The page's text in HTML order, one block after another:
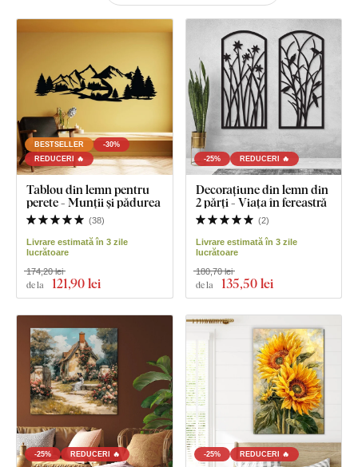
BESTSELLER
-30%
REDUCERI 🔥
Tablou din lemn pentru
perete - Munții și pădurea
(38)
Livrare estimată în 3 zile
lucrătoare
de la 121,90 lei
174,20 lei
-25% REDUCERI 🔥
Decorațiune din lemn din
2 părți - Viața în fereastră
(2)
Livrare estimată în 3 zile
lucrătoare
de la 135,50 lei
180,70 lei
-25% REDUCERI 🔥 -25% REDUCERI 🔥